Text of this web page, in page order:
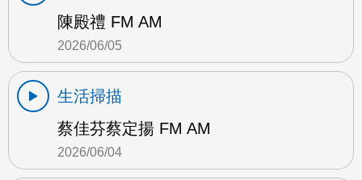
陳殿禮 FM AM
2026/06/05
生活掃描
蔡佳芬蔡定揚 FM AM
2026/06/04